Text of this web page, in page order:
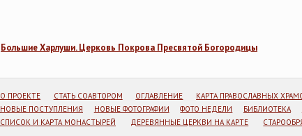
Большие Харлуши. Церковь Покрова Пресвятой Богородицы
О ПРОЕКТЕ СТАТЬ СОАВТОРОМ ОГЛАВЛЕНИЕ КАРТА ПРАВОСЛАВНЫХ
НОВЫЕ ПОСТУПЛЕНИЯ
НОВЫЕ ФОТОГРАФИИ ФОТО НЕДЕЛИ БИБЛИОТЕКА
СПИСОК И КАРТА МОНАСТЫРЕЙ
ДЕРЕВЯННЫЕ ЦЕРКВИ НА КАРТЕ